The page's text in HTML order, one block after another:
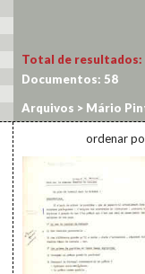
Total de resultados:
Documentos: 58
Arquivos > Mário
ordenar